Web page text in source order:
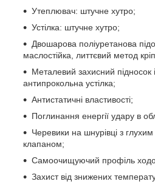
Утеплювач: штучне хутро;
Устілка: штучне хутро;
Двошарова поліуретанова
маслостійка, литтєвий метод
Металевий захисний підносок
антипрокольна устілка;
Антистатичні властивості;
Поглинання енергії удару в
Черевики на шнурівці з
клапаном;
Самоочищуючий профіль
Захист від знижених